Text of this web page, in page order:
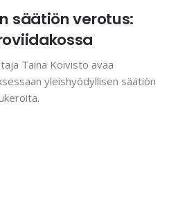
säätiön verotus:
Taina Koivisto avaa
yleishyödyllisen säätiön